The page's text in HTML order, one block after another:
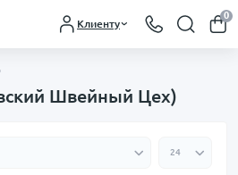
Клиенту
0
Швейный Цех)